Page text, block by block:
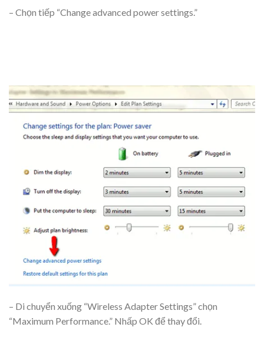
– Chọn tiếp “Change advanced power settings.”
– Di chuyển xuống “Wireless Adapter Settings” chọn
“Maximum Performance.” Nhấp OK để thay đổi.